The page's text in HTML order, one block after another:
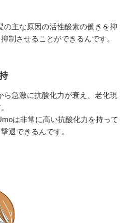
の主な原因の活性酸素の働きを抑
制させることができるんです。
ら急激に抗酸化力が衰え、老化現
は非常に高い抗酸化力を持って
退できるんです。